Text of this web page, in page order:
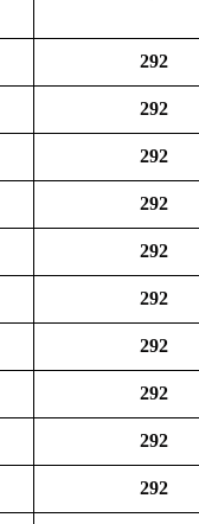
292
292
292
292
292
292
292
292
292
292